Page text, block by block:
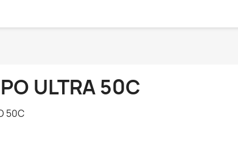
ULTRA 50C
50C